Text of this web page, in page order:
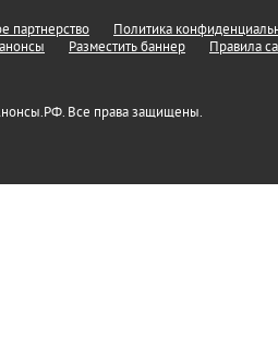
партнерство
Политика
Разместить баннер Правила
Все права защищены.